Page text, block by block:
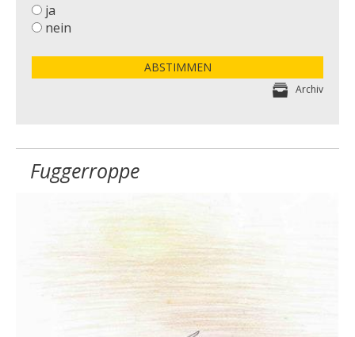
ja
nein
ABSTIMMEN
Archiv
Fuggerroppe